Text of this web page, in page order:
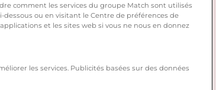
comment les services du groupe Match sont utilisés
ou en visitant le Centre de préférences de
et les sites web si vous ne nous en donnez
les services. Publicités basées sur des données